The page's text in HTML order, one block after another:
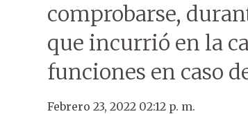
comprobarse,
que incurrió en la
funciones en caso
Febrero 23, 2022 02:12 p. m.